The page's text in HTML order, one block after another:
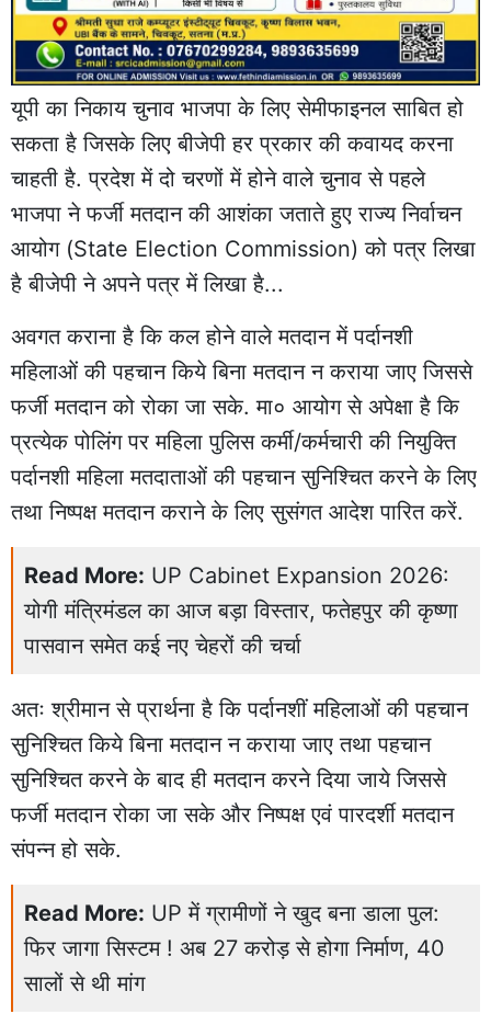
यूपी का निकाय चुनाव भाजपा के लिए सेमीफाइनल साबित हो
सकता है जिसके लिए बीजेपी हर प्रकार की कवायद करना
चाहती है. प्रदेश में दो चरणों में होने वाले चुनाव से पहले
भाजपा ने फर्जी मतदान की आशंका जताते हुए राज्य निर्वाचन
आयोग (State Election Commission) को पत्र लिखा
है बीजेपी ने अपने पत्र में लिखा है...
अवगत कराना है कि कल होने वाले मतदान में पर्दानशी
महिलाओं की पहचान किये बिना मतदान न कराया जाए जिससे
फर्जी मतदान को रोका जा सके. मा० आयोग से अपेक्षा है कि
प्रत्येक पोलिंग पर महिला पुलिस कर्मी/कर्मचारी की नियुक्ति
पर्दानशी महिला मतदाताओं की पहचान सुनिश्चित करने के लिए
तथा निष्पक्ष मतदान कराने के लिए सुसंगत आदेश पारित करें.
Read More: UP Cabinet Expansion 2026:
योगी मंत्रिमंडल का आज बड़ा विस्तार, फतेहपुर की कृष्णा
पासवान समेत कई नए चेहरों की चर्चा
अतः श्रीमान से प्रार्थना है कि पर्दानशीं महिलाओं की पहचान
सुनिश्चित किये बिना मतदान न कराया जाए तथा पहचान
सुनिश्चित करने के बाद ही मतदान करने दिया जाये जिससे
फर्जी मतदान रोका जा सके और निष्पक्ष एवं पारदर्शी मतदान
संपन्न हो सके.
Read More: UP में ग्रामीणों ने खुद बना डाला पुल:
फिर जागा सिस्टम ! अब 27 करोड़ से होगा निर्माण, 40
सालों से थी मांग